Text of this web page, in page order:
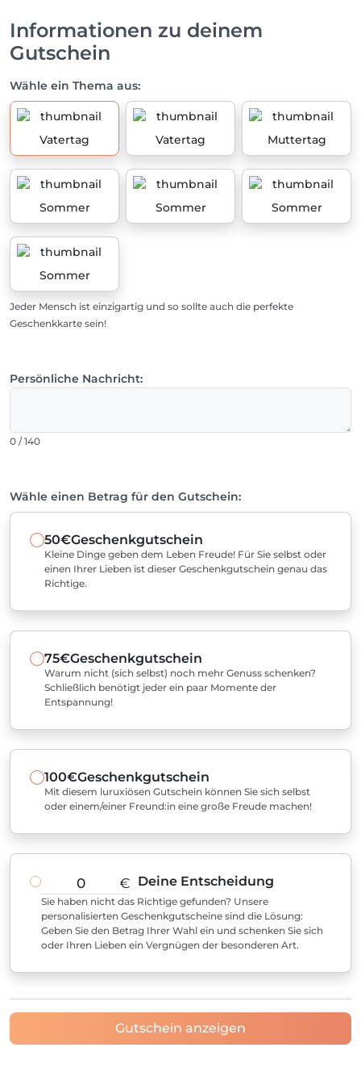
Informationen zu deinem
Gutschein
Wähle ein Thema aus:
Vatertag Vatertag Muttertag
Sommer Sommer Sommer
Sommer
Jeder Mensch ist einzigartig und so sollte auch die perfekte
Geschenkkarte sein!
Persönliche Nachricht:
0 / 140
Wähle einen Betrag für den Gutschein:
50€Geschenkgutschein
Kleine Dinge geben dem Leben Freude! Für Sie selbst oder
einen Ihrer Lieben ist dieser Geschenkgutschein genau das
Richtige.
75€Geschenkgutschein
Warum nicht (sich selbst) noch mehr Genuss schenken?
Schließlich benötigt jeder ein paar Momente der
Entspannung!
100€Geschenkgutschein
Mit diesem luruxiösen Gutschein können Sie sich selbst
oder einem/einer Freund:in eine große Freude machen!
€ Deine Entscheidung
Sie haben nicht das Richtige gefunden? Unsere
personalisierten Geschenkgutscheine sind die Lösung:
Geben Sie den Betrag Ihrer Wahl ein und schenken Sie sich
oder Ihren Lieben ein Vergnügen der besonderen Art.
Gutschein anzeigen